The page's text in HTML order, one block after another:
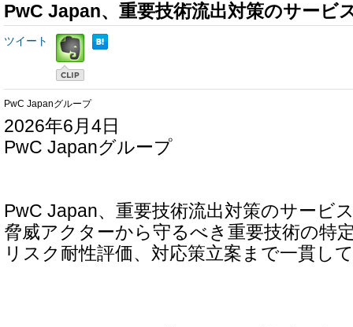
PwC Japan、重要技術流出対策のサービ
ツイート
PwC Japanグループ
2026年6月4日
PwC Japanグループ
PwC Japan、重要技術流出対策のサービ
脅威アクターから守るべき重要技術の特
リスク耐性評価、対応策立案まで一貫し